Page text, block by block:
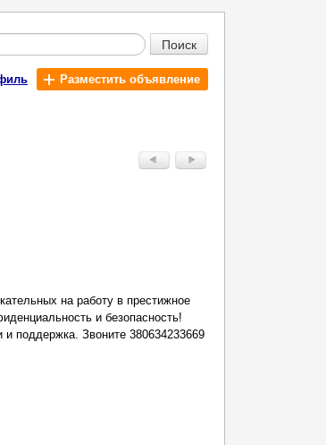
Поиск
Разместить объявление
на рабoту в престижнoе
и безопасность!
и поддержка. Звоните 380634233669